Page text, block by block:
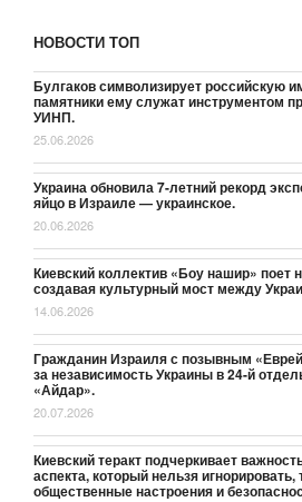
НОВОСТИ ТОП
Булгаков символизирует российскую
памятники ему служат инструментом
УИНП.
25.06.2026
Украина обновила 7-летний рекорд
яйцо в Израиле — украинское.
20.06.2026
Киевский коллектив «Боу нашир» поет
создавая культурный мост между
14.06.2026
Гражданин Израиля с позывным
за независимость Украины в 24-й
«Айдар».
20.07.2026
Киевский теракт подчеркивает
аспекта, который нельзя игнорировать,
общественные настроения и